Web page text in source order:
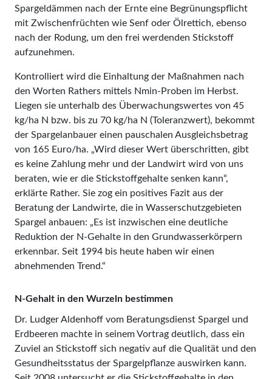
Spargeldämmen nach der Ernte eine Begrünungspflicht
mit Zwischenfrüchten wie Senf oder Ölrettich, ebenso
nach der Rodung, um den frei werdenden Stickstoff
aufzunehmen.
Kontrolliert wird die Einhaltung der Maßnahmen nach
den Worten Rathers mittels Nmin-Proben im Herbst.
Liegen sie unterhalb des Überwachungswertes von 45
kg/ha N bzw. bis zu 70 kg/ha N (Toleranzwert), bekommt
der Spargel­anbauer einen pauschalen Ausgleichsbetrag
von 165 Euro/ha. „Wird dieser Wert überschritten, gibt
es keine Zahlung mehr und der Landwirt wird von uns
beraten, wie er die Stickstoffgehalte senken kann“,
erklärte Rather. Sie zog ein positives Fazit aus der
Beratung der Landwirte, die in Wasserschutzgebieten
Spargel anbauen: „Es ist inzwischen eine deutliche
Reduktion der N-Gehalte in den Grundwasserkörpern
erkennbar. Seit 1994 bis heute haben wir einen
abnehmenden Trend.“
N-Gehalt in den Wurzeln bestimmen
Dr. Ludger Aldenhoff vom Beratungsdienst Spargel und
Erdbeeren machte in seinem Vortrag deutlich, dass ein
Zuviel an Stickstoff sich negativ auf die Qualität und den
Gesundheitsstatus der Spargelpflanze auswirken kann.